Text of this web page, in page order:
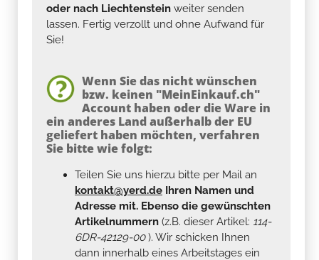
oder nach Liechtenstein weiter senden
lassen. Fertig verzollt und ohne Aufwand für
Sie!
Wenn Sie das nicht wünschen
bzw. keinen "MeinEinkauf.ch"
Account haben oder die Ware in
ein anderes Land außerhalb der EU
geliefert haben möchten, verfahren
Sie bitte wie folgt:
Teilen Sie uns hierzu bitte per Mail an
kontakt@yerd.de Ihren Namen und
Adresse mit. Ebenso die gewünschten
Artikelnummern (z.B. dieser Artikel: 114-
6DR-42129-00). Wir schicken Ihnen
dann innerhalb eines Arbeitstages ein